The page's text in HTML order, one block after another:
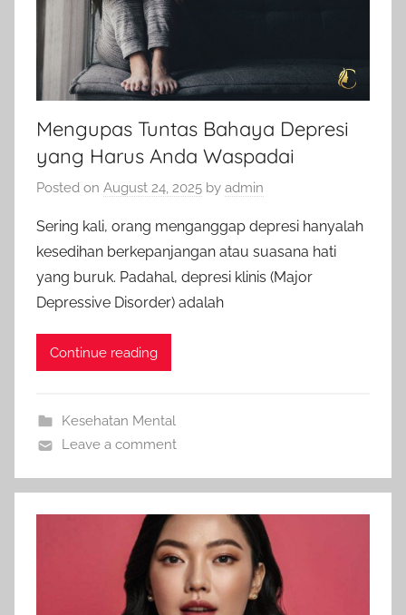
Mengupas Tuntas Bahaya Depresi
yang Harus Anda Waspadai
Posted on August 24, 2025 by admin
Sering kali, orang menganggap depresi hanyalah
kesedihan berkepanjangan atau suasana hati
yang buruk. Padahal, depresi klinis (Major
Depressive Disorder) adalah
Continue reading
Kesehatan Mental
Leave a comment